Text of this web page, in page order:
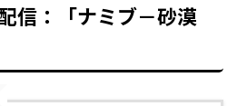
信：「ナミブ－砂漠